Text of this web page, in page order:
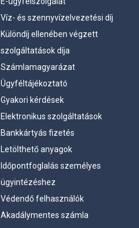
Víz- és szennyvízelvezetési díj
Különdíj ellenében végzett
szolgáltatások díja
Számlamagyarázat
Ügyféltájékoztató
Gyakori kérdések
Elektronikus szolgáltatások
Bankkártyás fizetés
Letölthető anyagok
Időpontfoglalás személyes
ügyintézéshez
Védendő felhasználók
Akadálymentes számla